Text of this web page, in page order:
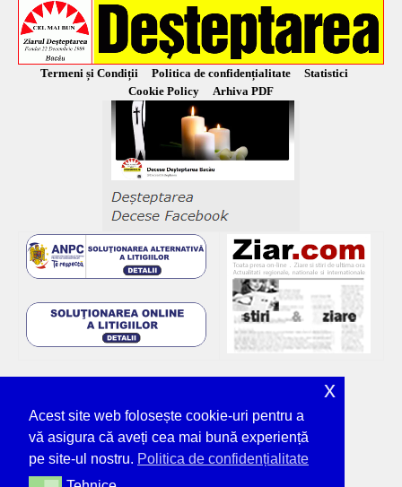
Termeni și Condiții Politica de confidențialitate
Statistici
Cookie Policy
Arhiva PDF
Acest site web folosește cookie-uri pentru a
vă asigura că aveți cea mai bună experiență
pe site-ul nostru. Politica de confidențialitate
x